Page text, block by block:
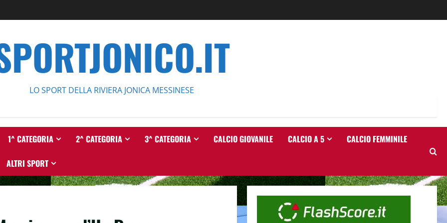
LO SPORT DELLA RIVIERA JONICA MESSINESE
1^ CATEGORIA 2^ CATEGORIA 3^ CATEGORIA CALCIO GIOVANILE CALCIO A 5 CALCIO FEMMINILE
ALTRI SPORT